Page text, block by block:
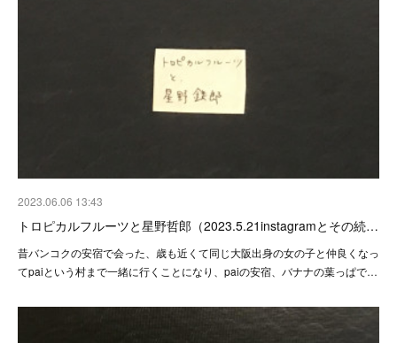
2023.06.06 13:43
トロピカルフルーツと星野哲郎（2023.5.21instagramとその続…
昔バンコクの安宿で会った、歳も近くて同じ大阪出身の女の子と仲良くなっ
てpaiという村まで一緒に行くことになり、paiの安宿、バナナの葉っぱで…